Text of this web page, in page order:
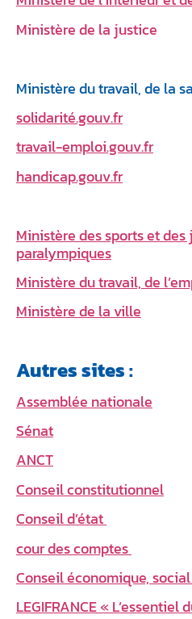
Ministère de la justice
Ministère du travail, de la
solidarité.gouv.fr
travail-emploi.gouv.fr
handicap.gouv.fr
Ministère des sports et
paralympiques
Ministère du travail, de
Ministère de la ville
Autres sites :
Assemblée nationale
Sénat
ANCT
Conseil constitutionnel
Conseil d’état
cour des comptes
Conseil économique,
LEGIFRANCE «